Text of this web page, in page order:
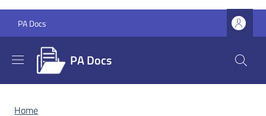
PA Docs
PA Docs
Briciole di pane
Home